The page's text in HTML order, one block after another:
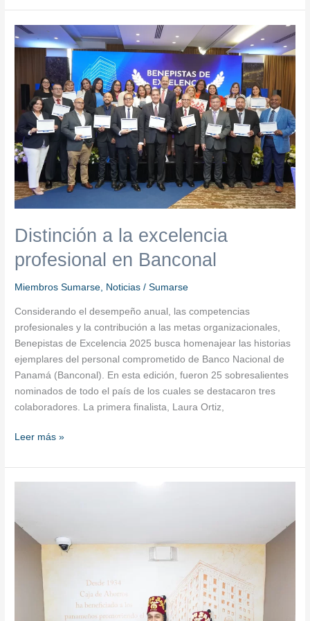
Distinción a la excelencia
profesional en Banconal
Miembros Sumarse, Noticias /Sumarse
Considerando el desempeño anual, las competencias
profesionales y la contribución a las metas organizacionales,
Benepistas de Excelencia 2025 busca homenajear las historias
ejemplares del personal comprometido de Banco Nacional de
Panamá (Banconal). En esta edición, fueron 25 sobresalientes
nominados de todo el país de los cuales se destacaron tres
colaboradores. La primera finalista, Laura Ortiz,
Distinción
a
excelencia
profesional
en
Banconal
Leer más »
Saad
Shriners
Ahorros